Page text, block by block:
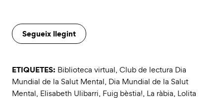
Segueix llegint
ETIQUETES: Biblioteca virtual, Club de lectura Dia
Mundial de la Salut Mental, Dia Mundial de la Salut
Mental, Elisabeth Ulibarri, Fuig bèstia!, La ràbia, Lolita